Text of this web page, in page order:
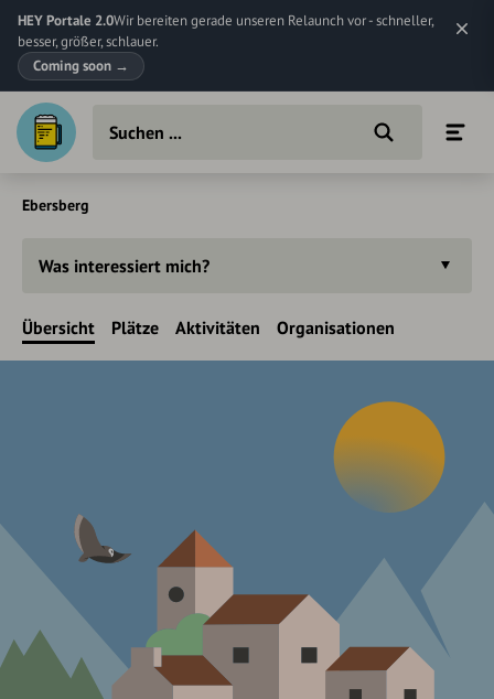
HEY Portale 2.0Wir bereiten gerade unseren Relaunch vor - schneller,
besser, größer, schlauer.
Coming soon →
Ebersberg
Was interessiert mich?
Übersicht Plätze Aktivitäten Organisationen